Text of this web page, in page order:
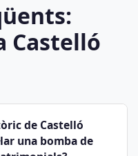
Castelló
de Castelló
una bomba de